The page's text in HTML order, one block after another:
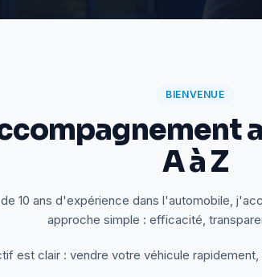
BIENVENUE
A à Z
10 ans d'expérience dans l'automobile,
approche simple : efficacité,
est clair : vendre votre véhicule